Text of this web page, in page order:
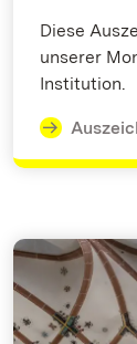
Diese
unserer
Institution.